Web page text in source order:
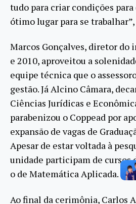
tudo para criar condições para
ótimo lugar para se
Marcos Gonçalves, diretor
e 2010, aproveitou a
equipe técnica que o
gestão. Já Alcino Câmara,
Ciências Jurídicas e
parabenizou o Coppead por
expansão de vagas de
Apesar de estar voltada à
unidade participam de cursos
o de Matemática Aplicada.
Ao final da cerimônia, Carlos